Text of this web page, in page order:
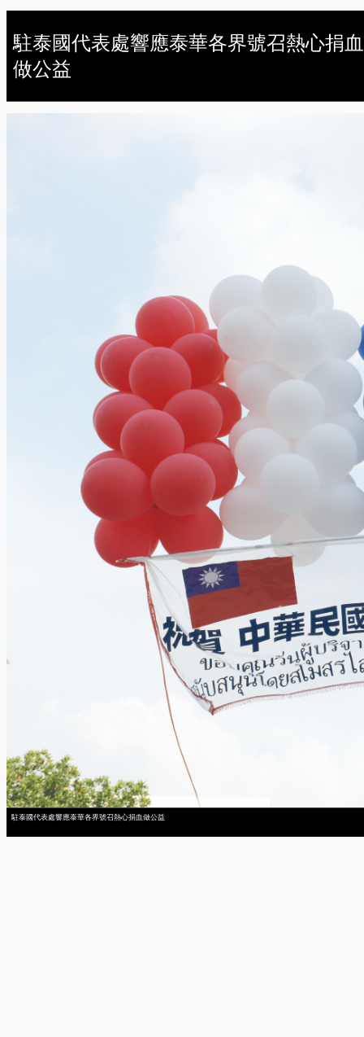
駐泰國代表處響應泰華各界號召熱心捐血
做公益
駐泰國代表處響應泰華各界號召熱心捐血做公益